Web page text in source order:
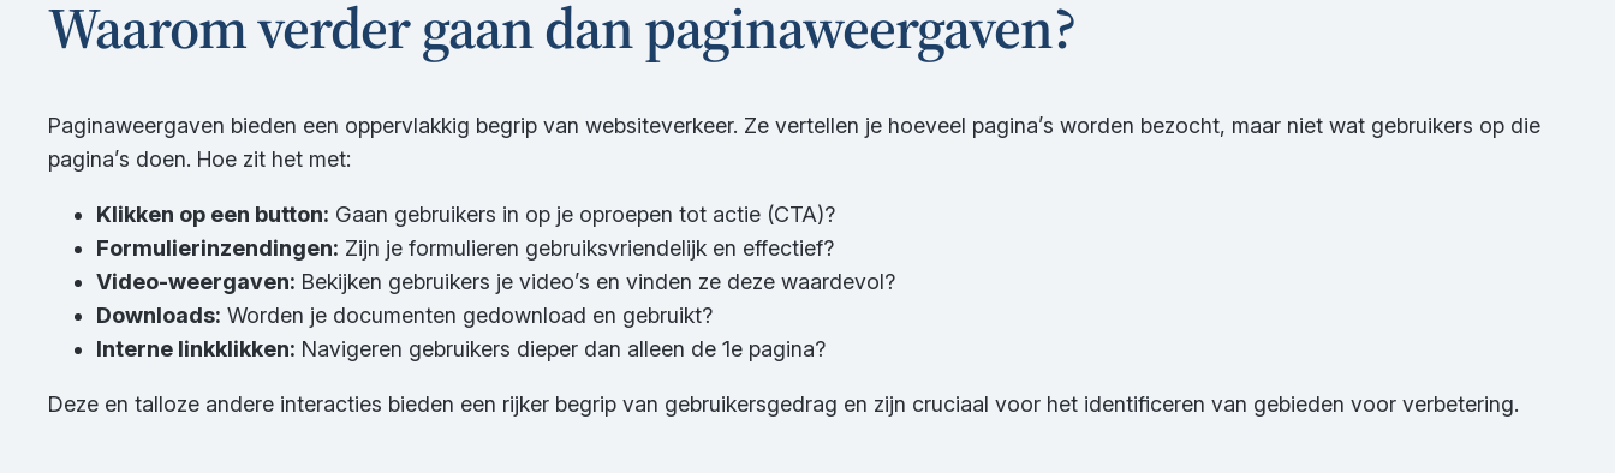
Waarom verder gaan dan paginaweergaven?
Paginaweergaven bieden een oppervlakkig begrip van websiteverkeer. Ze vertellen je hoeveel pagina’s worden bezocht, maar niet wat gebruikers op die
pagina’s doen. Hoe zit het met:
Klikken op een button: Gaan gebruikers in op je oproepen tot actie (CTA)?
Formulierinzendingen: Zijn je formulieren gebruiksvriendelijk en effectief?
Video-weergaven: Bekijken gebruikers je video’s en vinden ze deze waardevol?
Downloads: Worden je documenten gedownload en gebruikt?
Interne linkklikken: Navigeren gebruikers dieper dan alleen de 1e pagina?
Deze en talloze andere interacties bieden een rijker begrip van gebruikersgedrag en zijn cruciaal voor het identificeren van gebieden voor verbetering.